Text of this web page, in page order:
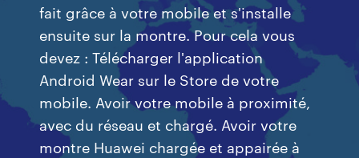
fait grâce à votre mobile et s'installe
ensuite sur la montre. Pour cela vous
devez : Télécharger l'application
Android Wear sur le Store de votre
mobile. Avoir votre mobile à proximité,
avec du réseau et chargé. Avoir votre
montre Huawei chargée et appairée à